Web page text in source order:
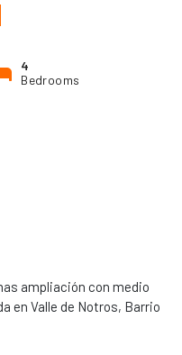
4
Bedrooms
ampliación con medio
en Valle de Notros, Barrio